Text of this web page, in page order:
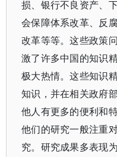
损、银行不良资产、
会保障体系改革、反
改革等等。这些政策
激了许多中国的知识
极大热情。这些知识
知识，并在相关政府
他人有更多的便利和
他们的研究一般注重
究。研究成果多表现